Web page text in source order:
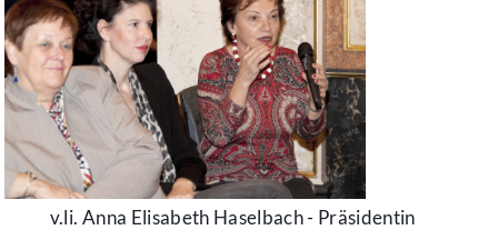
v.li. Anna Elisabeth Haselbach - Präsidentin